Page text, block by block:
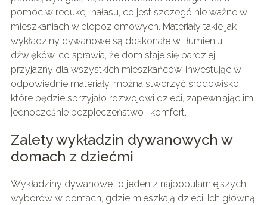
pomóc w redukcji hałasu, co jest szczególnie ważne w
mieszkaniach wielopoziomowych. Materiały takie jak
wykładziny dywanowe są doskonałe w tłumieniu
dźwięków, co sprawia, że dom staje się bardziej
przyjazny dla wszystkich mieszkańców. Inwestując w
odpowiednie materiały, można stworzyć środowisko,
które będzie sprzyjało rozwojowi dzieci, zapewniając im
jednocześnie bezpieczeństwo i komfort.
Zalety wykładzin dywanowych w
domach z dziećmi
Wykładziny dywanowe to jeden z najpopularniejszych
wyborów w domach, gdzie mieszkają dzieci. Ich główną